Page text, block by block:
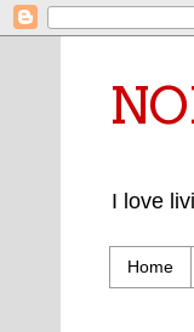
I love
Home